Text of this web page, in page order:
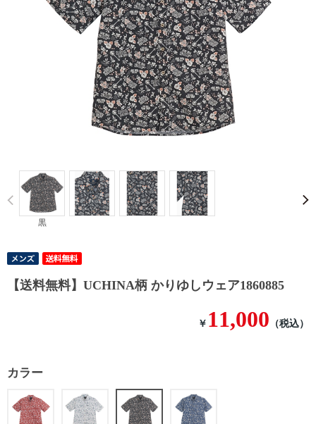
黒
Prev
【送料無料】UCHINA柄 かりゆしウェア1860885
￥ 11,000 （税込）
カラー